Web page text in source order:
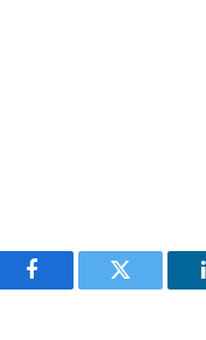
Facebook Twitter